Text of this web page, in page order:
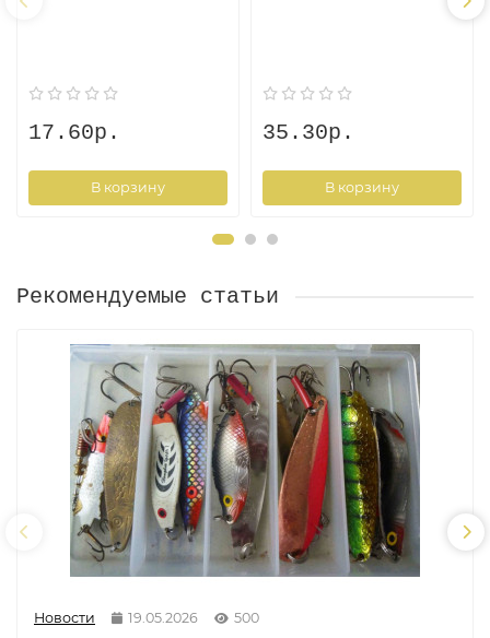
17.60р.
В корзину
35.30р.
В корзину
Рекомендуемые статьи
Новости 19.05.2026 500